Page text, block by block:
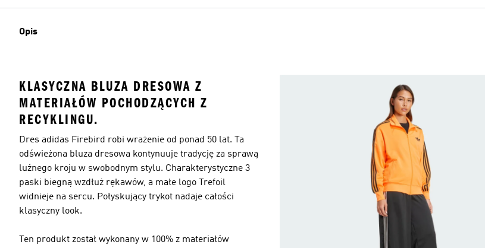
Opis
KLASYCZNA BLUZA DRESOWA Z
MATERIAŁÓW POCHODZĄCYCH Z
RECYKLINGU.
Dres adidas Firebird robi wrażenie od ponad 50 lat. Ta
odświeżona bluza dresowa kontynuuje tradycję za sprawą
luźnego kroju w swobodnym stylu. Charakterystyczne 3
paski biegną wzdłuż rękawów, a małe logo Trefoil
widnieje na sercu. Połyskujący trykot nadaje całości
klasyczny look.
Ten produkt został wykonany w 100% z materiałów